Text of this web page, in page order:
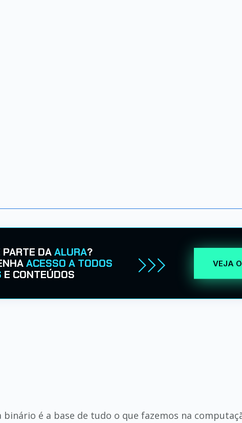
DAALURA?
ACESSO A TODOS
E CONTEÚDOS
VEJA
é a base de tudo o que fazemos na